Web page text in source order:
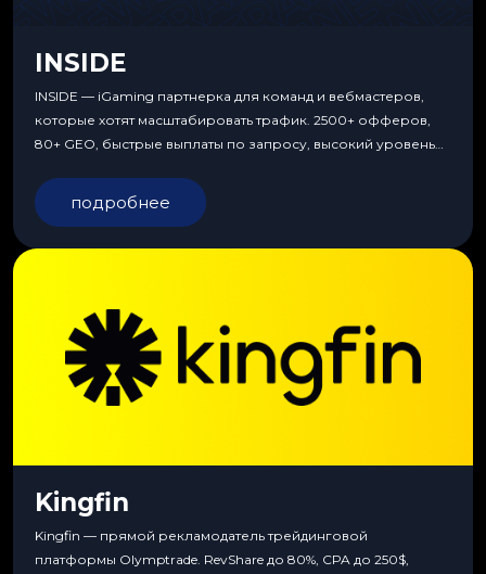
INSIDE
INSIDE — iGaming партнерка для команд и вебмастеров,
которые хотят масштабировать трафик. 2500+ офферов,
80+ GEO, быстрые выплаты по запросу, высокий уровень
подробнее
Kingfin
Kingfin — прямой рекламодатель трейдинговой
платформы Olymptrade. RevShare до 80%, CPA до 250$,